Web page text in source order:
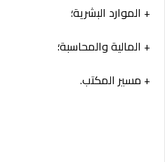
+ الموارد البشرية؛
+ المالية والمحاسبة؛
+ مسير المكتب.